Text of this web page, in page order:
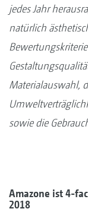
jedes Jahr
natürlich
Materialauswahl,
sowie die
Amazone ist 4-
2018